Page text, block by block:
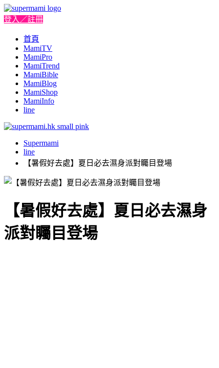
登入／註冊
首頁
MamiTV
MamiPro
MamiTrend
MamiBible
MamiBlog
MamiShop
MamiInfo
line
Supermami
line
【暑假好去處】夏日必去濕身派對矚目登場
【暑假好去處】夏日必去濕身
派對矚目登場